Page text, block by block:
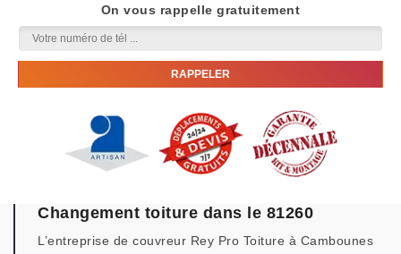
On vous rappelle gratuitement
Changement toiture dans le 81260
L’entreprise de couvreur Rey Pro Toiture à Cambounes